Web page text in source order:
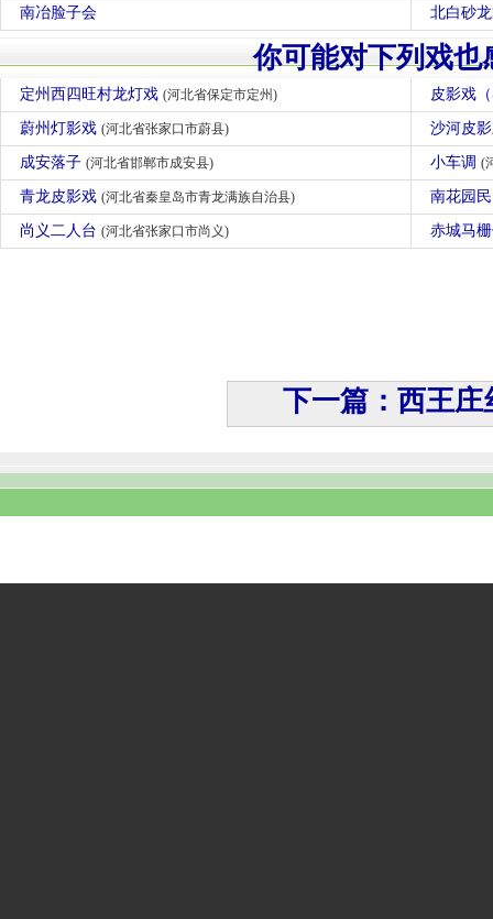
南冶脸子会 北白砂
你可能对下列戏也
定州西四旺村龙灯戏 (河北省保定市定州) 皮影戏
蔚州灯影戏 (河北省张家口市蔚县) 沙河皮
成安落子 (河北省邯郸市成安县) 小车调 (
青龙皮影戏 (河北省秦皇岛市青龙满族自治县) 南花园
尚义二人台 (河北省张家口市尚义) 赤城马
下一篇：西王庄